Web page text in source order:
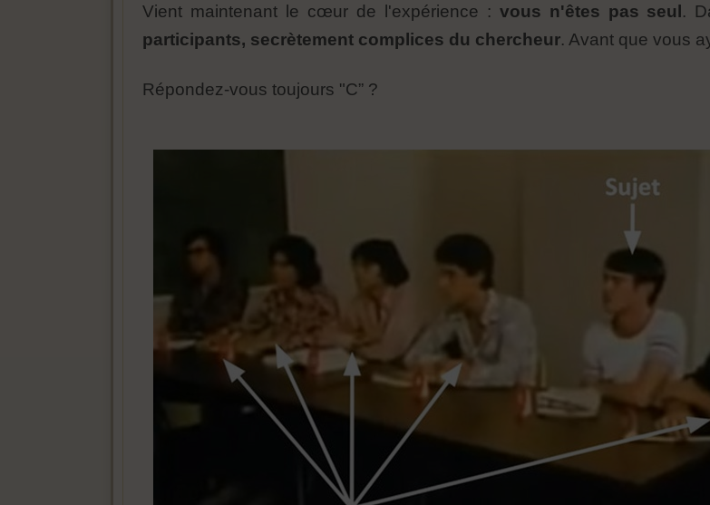
Vient maintenant le cœur de l'expérience : vous n'êtes pas seul.
participants, secrètement complices du chercheur. Avant que vous
Répondez-vous toujours "C” ?